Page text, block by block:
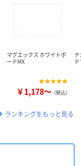
マグエックス ホワイトボ
ードMX
￥1,178～ （税込）
ランキングをもっと見る